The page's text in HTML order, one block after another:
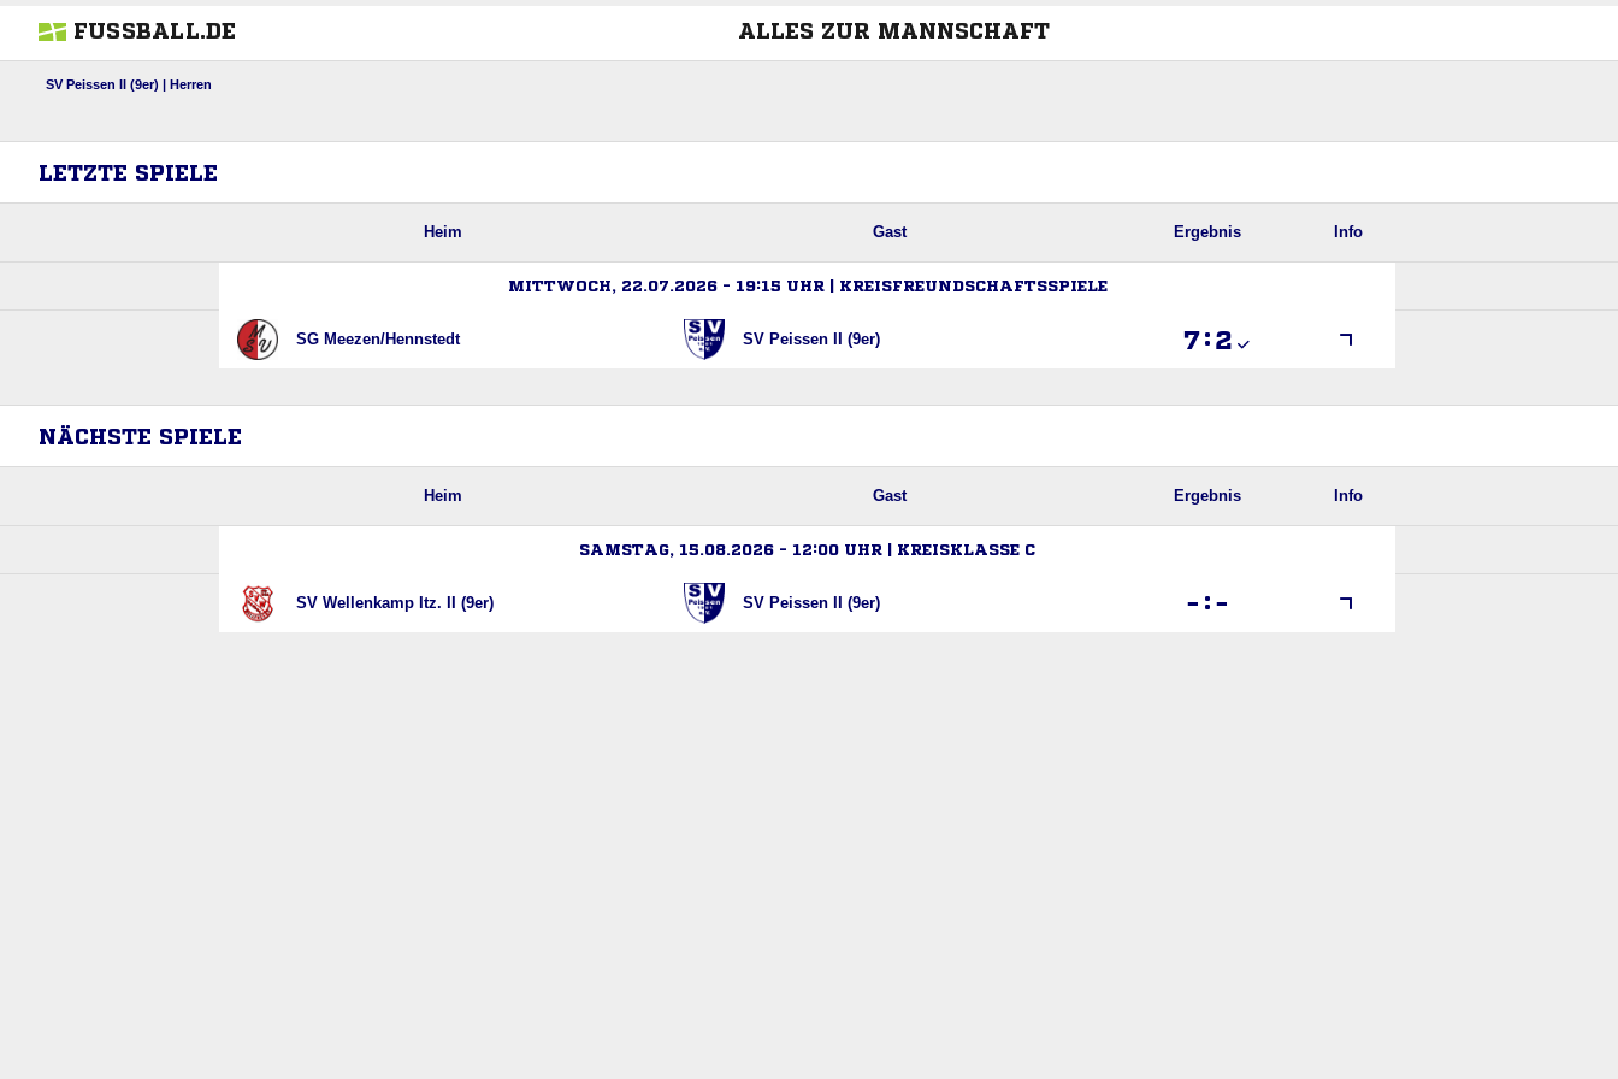
FUSSBALL.DE ALLES ZUR MANNSCHAFT
SV Peissen II (9er) | Herren
LETZTE SPIELE
Heim Gast Ergebnis Info
MITTWOCH, 22.07.2026 - 19:15 UHR | KREISFREUNDSCHAFTSSPIELE
SG Meezen/​Hennstedt SV Peissen II (9er) : 
NÄCHSTE SPIELE
Heim Gast Ergebnis Info
SAMSTAG, 15.08.2026 - 12:00 UHR | KREISKLASSE C
SV Wellenkamp Itz. II (9er) SV Peissen II (9er)  : 